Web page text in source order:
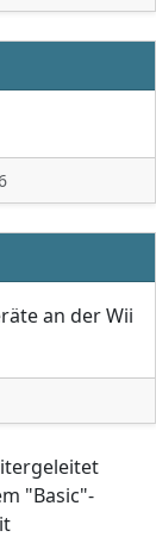
an der Wii
"Basic"-